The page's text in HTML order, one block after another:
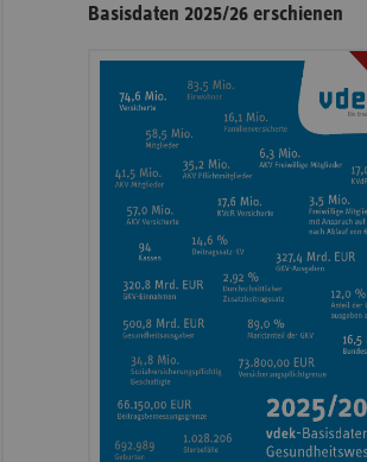
Seitennavigation
Seitenleiste
Informationen
Basisdaten 2025/26 erschienen